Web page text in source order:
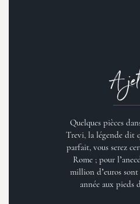
A
Quelques pièces
Trevi, la légende dit
parfait, vous serez
Rome ; pour
million d’euros sont
année aux pieds